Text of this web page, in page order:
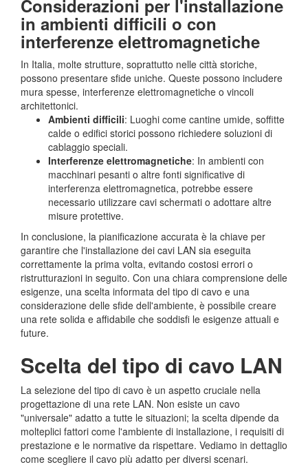
Considerazioni per l'installazione
in ambienti difficili o con
interferenze elettromagnetiche
In Italia, molte strutture, soprattutto nelle città storiche,
possono presentare sfide uniche. Queste possono includere
mura spesse, interferenze elettromagnetiche o vincoli
architettonici.
Ambienti difficili: Luoghi come cantine umide, soffitte
calde o edifici storici possono richiedere soluzioni di
cablaggio speciali.
Interferenze elettromagnetiche: In ambienti con
macchinari pesanti o altre fonti significative di
interferenza elettromagnetica, potrebbe essere
necessario utilizzare cavi schermati o adottare altre
misure protettive.
In conclusione, la pianificazione accurata è la chiave per
garantire che l'installazione dei cavi LAN sia eseguita
correttamente la prima volta, evitando costosi errori o
ristrutturazioni in seguito. Con una chiara comprensione delle
esigenze, una scelta informata del tipo di cavo e una
considerazione delle sfide dell'ambiente, è possibile creare
una rete solida e affidabile che soddisfi le esigenze attuali e
future.
Scelta del tipo di cavo LAN
La selezione del tipo di cavo è un aspetto cruciale nella
progettazione di una rete LAN. Non esiste un cavo
"universale" adatto a tutte le situazioni; la scelta dipende da
molteplici fattori come l'ambiente di installazione, i requisiti di
prestazione e le normative da rispettare. Vediamo in dettaglio
come scegliere il cavo più adatto per diversi scenari.